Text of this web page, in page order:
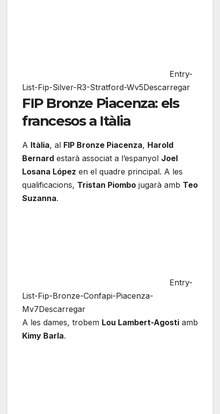
Entry-
List-Fip-Silver-R3-Stratford-Wv5Descarregar
FIP Bronze Piacenza: els
francesos a Itàlia
A Itàlia, al FIP Bronze Piacenza, Harold
Bernard estarà associat a l’espanyol Joel
Losana López en el quadre principal. A les
qualificacions, Tristan Piombo jugarà amb Teo
Suzanna.
Entry-
List-Fip-Bronze-Confapi-Piacenza-
Mv7Descarregar
A les dames, trobem Lou Lambert-Agosti amb
Kimy Barla.